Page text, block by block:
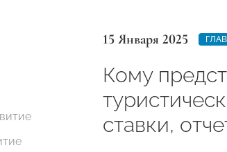
15 Января 2025
Кому
ставки,